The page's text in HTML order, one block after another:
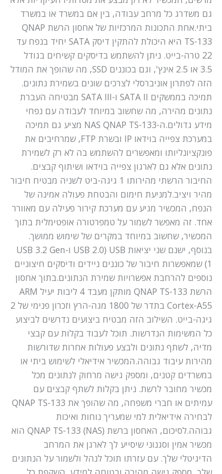
גם משדרג כל מרחב עבודה, בין אם במשרד או במשרד
ביתי.אחת התכונות המרכזיות של אחסון הרשת QNAP
TS-133 היא היכולת להתקין דיסק SATA יחיד בנפח עד
22 טרה-בייט. ניתן להשתמש בדיסקים קשיחים בגודל
3.5 או 2.5 אינץ', וגם בכוננים SSD, מה שהופך את המודל
הזה לפתרון אוניברסלי לצרכים שונים בשמירת נתונים.
תמיכה בממשקים SATA II ו-SATA III מבטיחה העברת
נתונים מהירה, מה שחשוב במיוחד לעבודה עם נפחי
מידע גדולים.ה-NAS QNAP TS-133 מציע גם תמיכה
במערכת צפייה בוידאו IP ובשרת FTP, שמרחיבים את
פונקציונליותו ומאפשרים להשתמש בה לא רק לשמירת
נתונים אלא גם לארגון צפייה בוידאו ושיתוף קבצים.
החיבור הרשתי מהירותו 1 גיגה-ביט לשניה מבטיח חיבור
מהיר ויציב.למניעת חימום והבטחת פעולה אמינה של
הנפח, המכשיר מגיע עם מערכת קירור פעילה עם מאוורר
אחד. זה מאפשר לשמור על טמפרטורה אופטימלית בתוך
המכשיר, שחשוב במיוחד במקרים של שימוש ממושך.
בנוסף, ישנם שני יציאות USB (USB 2.0 ו-USB 3.2 Gen
1) שמאפשרות חיבור של כוננים ניידים ודיסקים חיצוניים
נוספים להרחבת אפשרויות שמירת הנתונים.בתוך אחסון
הרשת QNAP TS-133 מותקן מעבד 4 ליבות יעיל ARM
Cortex-A55 בתדר של 1800 מגה-הרץ וזכרון פנימי של 2
גיגה-בייט. השילוב הזה מבטיח ביצועים נדרשים לביצוע
כל המשימות הנדרשות. תוכל לעבוד בקלות עם קבצי
מדיה, לשתף נתונים ולבצע פעולות אחרות שדורשות
מהירות עיבוד גבוהה.המכשיר אידיאלי לשימוש ביתי או
במשרדים קטנים, ומספק גישה מרחוק לנתונים מכל
מכשיר מחובר לרשת. ניתן בקלות לשתף קבצים עם
עמיתים או חברי משפחה, מה שהופך את QNAP TS-133
לבחירה אידיאלית למי שמעריך נוחות ואיכות
גבוהה.לסיכום, האחסון ברשת (NAS) QNAP TS-133 הוא
מכשיר אמין וסגנוני שיסייע לך לארגן את המרחב
הדיגיטלי שלך. עם עזרתו תוכל לנהל ולשמור על הנתונים